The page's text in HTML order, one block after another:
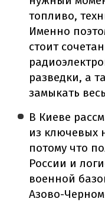
топливо,
Именно
стоит
разведки, а
замыкать
В Киеве
из ключевых
потому что
России и
военной
Азово-